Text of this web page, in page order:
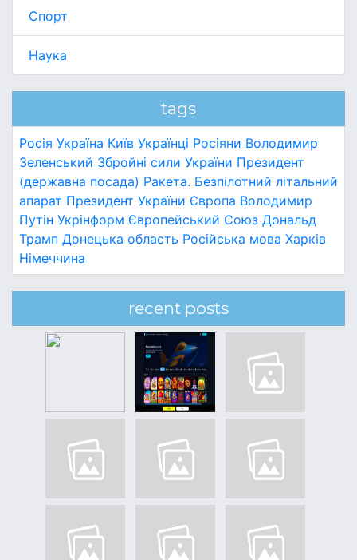
Спорт
Наука
tags
Росія Україна Київ Українці Росіяни Володимир
Зеленський Збройні сили України Президент
(державна посада) Ракета. Безпілотний літальний
апарат Президент України Європа Володимир
Путін Укрінформ Європейський Союз Дональд
Трамп Донецька область Російська мова Харків
Німеччина
recent posts